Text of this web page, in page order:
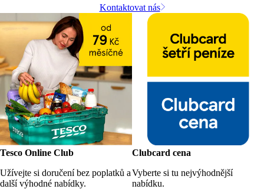
Kontaktovat nás
Tesco Online Club
Užívejte si doručení bez poplatků a
další výhodné nabídky.
Clubcard cena
Vyberte si tu nejvýhodnější
nabídku.